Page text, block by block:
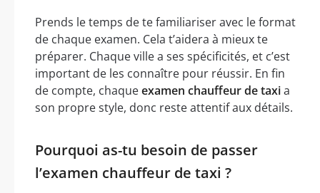
Prends le temps de te familiariser avec le format
de chaque examen. Cela t’aidera à mieux te
préparer. Chaque ville a ses spécificités, et c’est
important de les connaître pour réussir. En fin
de compte, chaqueexamen chauffeur de taxia
son propre style, donc reste attentif aux détails.
Pourquoi as-tu besoin de passer
l’examen chauffeur de taxi ?